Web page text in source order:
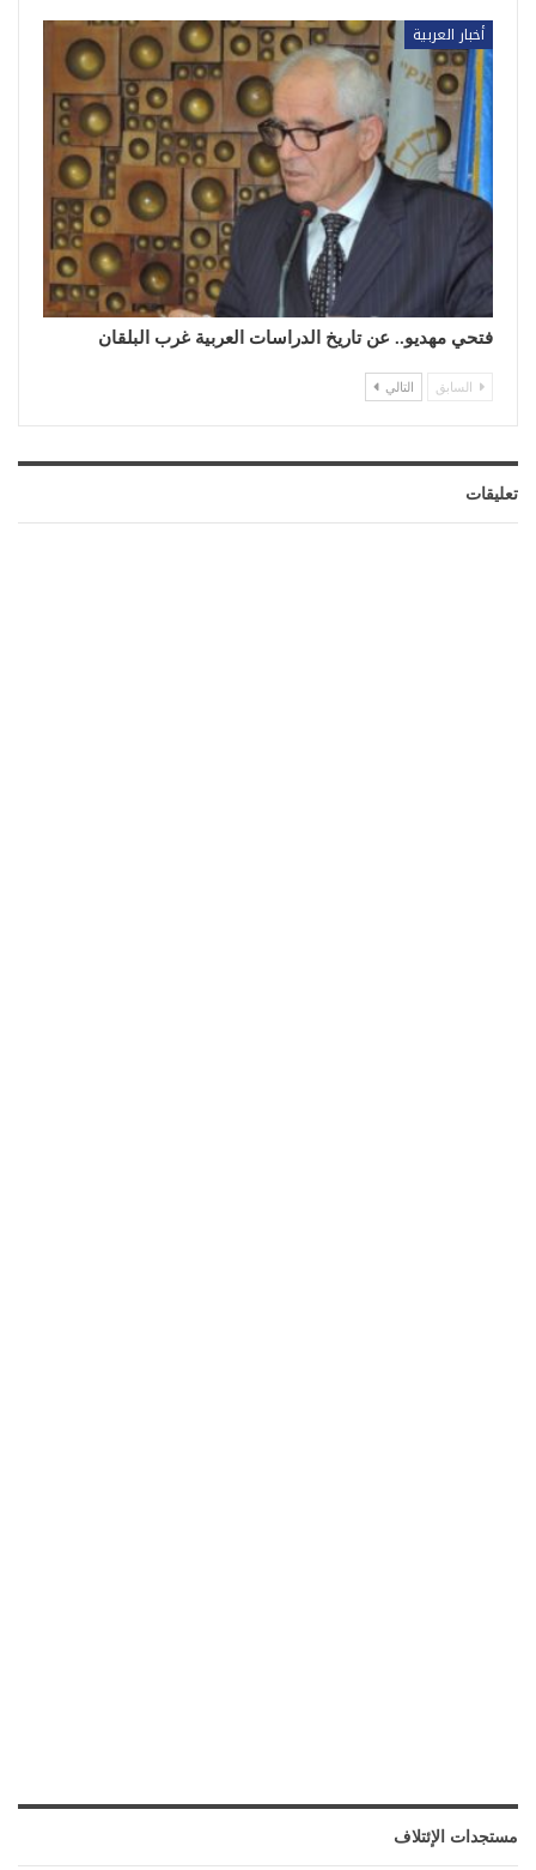
أخبار العربية
فتحي مهديو.. عن تاريخ الدراسات العربية غرب البلقان
السابق التالي
تعليقات
مستجدات الإئتلاف